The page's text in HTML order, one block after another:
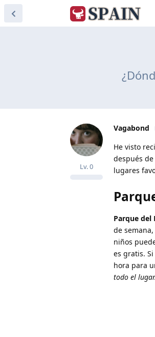
Vagabond
Lv.0
He visto
después
lugares
Parque del
de
niños
es gratis.
hora para
todo el lugar.